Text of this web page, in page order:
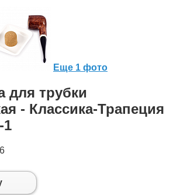
Еще 1 фото
для трубки
- Классика-Трапеция
1